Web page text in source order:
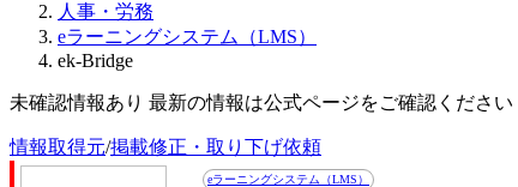
人事・労務
eラーニングシステム（LMS）
ek-Bridge
未確認情報あり 最新の情報は公式ページをご確認ください
情報取得元/掲載修正・取り下げ依頼
eラーニングシステム（LMS）